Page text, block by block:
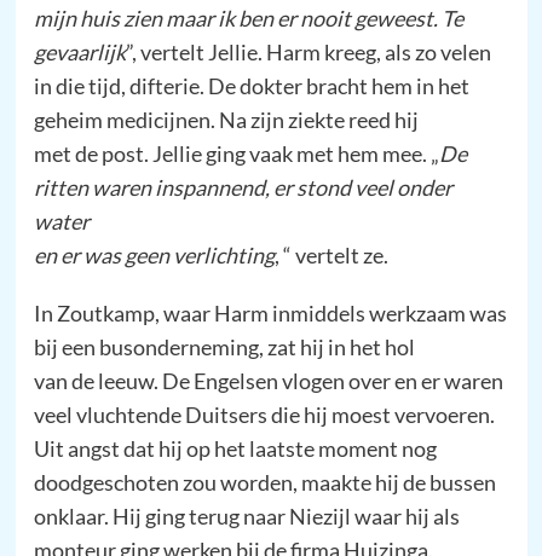
mijn huis zien maar ik ben er nooit geweest. Te
gevaarlijk”, vertelt Jellie. Harm kreeg, als zo velen
in die tijd, difterie. De dokter bracht hem in het
geheim medicijnen. Na zijn ziekte reed hij
met de post. Jellie ging vaak met hem mee. „De
ritten waren inspannend, er stond veel onder
water
en er was geen verlichting, “ vertelt ze.
In Zoutkamp, waar Harm inmiddels werkzaam was
bij een busonderneming, zat hij in het hol
van de leeuw. De Engelsen vlogen over en er waren
veel vluchtende Duitsers die hij moest vervoeren.
Uit angst dat hij op het laatste moment nog
doodgeschoten zou worden, maakte hij de bussen
onklaar. Hij ging terug naar Niezijl waar hij als
monteur ging werken bij de firma Huizinga.